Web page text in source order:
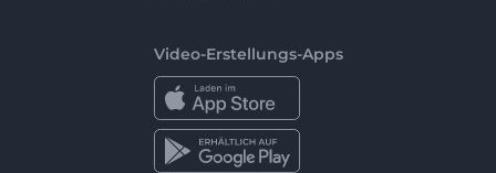
Video-Erstellungs-Apps